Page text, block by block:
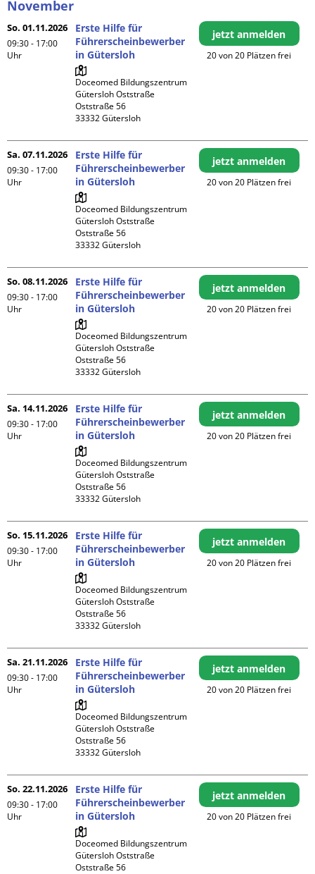
November
So. 01.11.2026
09:30 - 17:00
Uhr
Erste Hilfe für
Führerscheinbewerber
in Gütersloh
Doceomed Bildungszentrum
Gütersloh Oststraße
Oststraße 56
jetzt anmelden
20 von 20 Plätzen frei
Sa. 07.11.2026
09:30 - 17:00
Uhr
Erste Hilfe für
Führerscheinbewerber
in Gütersloh
Doceomed Bildungszentrum
Gütersloh Oststraße
Oststraße 56
jetzt anmelden
20 von 20 Plätzen frei
So. 08.11.2026
09:30 - 17:00
Uhr
Erste Hilfe für
Führerscheinbewerber
in Gütersloh
Doceomed Bildungszentrum
Gütersloh Oststraße
Oststraße 56
jetzt anmelden
20 von 20 Plätzen frei
Sa. 14.11.2026
09:30 - 17:00
Uhr
Erste Hilfe für
Führerscheinbewerber
in Gütersloh
Doceomed Bildungszentrum
Gütersloh Oststraße
Oststraße 56
jetzt anmelden
20 von 20 Plätzen frei
So. 15.11.2026
09:30 - 17:00
Uhr
Erste Hilfe für
Führerscheinbewerber
in Gütersloh
Doceomed Bildungszentrum
Gütersloh Oststraße
Oststraße 56
jetzt anmelden
20 von 20 Plätzen frei
Sa. 21.11.2026
09:30 - 17:00
Uhr
Erste Hilfe für
Führerscheinbewerber
in Gütersloh
Doceomed Bildungszentrum
Gütersloh Oststraße
Oststraße 56
jetzt anmelden
20 von 20 Plätzen frei
So. 22.11.2026
09:30 - 17:00
Uhr
Erste Hilfe für
Führerscheinbewerber
in Gütersloh
Doceomed Bildungszentrum
Gütersloh Oststraße
Oststraße 56
jetzt anmelden
20 von 20 Plätzen frei